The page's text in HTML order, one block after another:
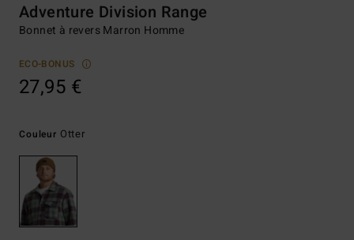
Adventure Division Range
Bonnet à revers Marron Homme
ECO-BONUS
27,95 €
Couleur Otter